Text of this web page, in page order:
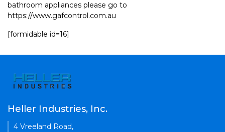
bathroom appliances please go to
https://www.gafcontrol.com.au
[formidable id=16]
Heller Industries, Inc.
4 Vreeland Road,